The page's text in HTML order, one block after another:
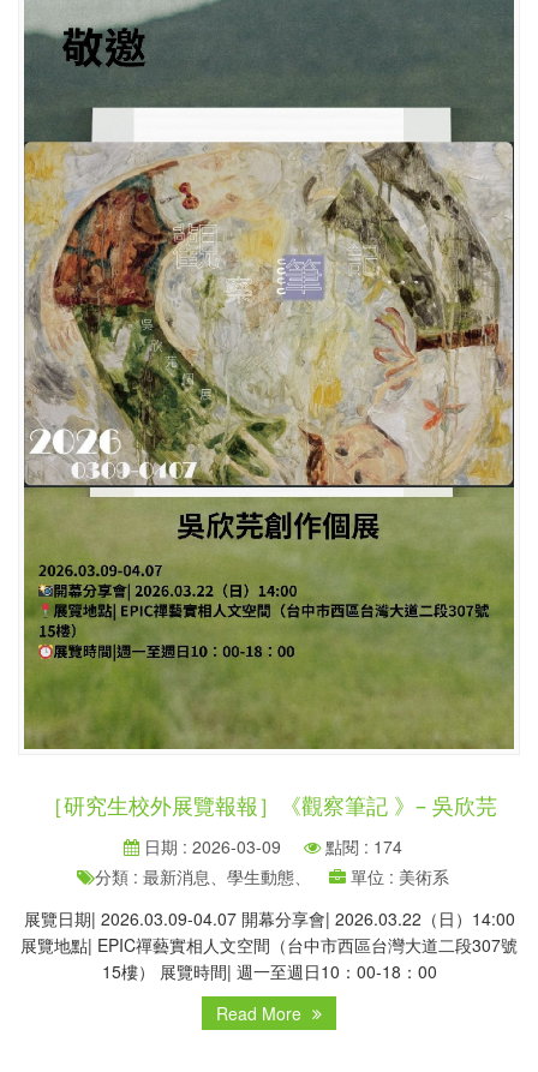
［研究生校外展覽報報］《觀察筆記 》– 吳欣芫
日期 : 2026-03-09
點閱 : 174
分類 : 最新消息、學生動態、
單位 : 美術系
展覽日期| 2026.03.09-04.07 開幕分享會| 2026.03.22（日）14:00
展覽地點| EPIC禪藝實相人文空間（台中市西區台灣大道二段307號
15樓） 展覽時間| 週一至週日10：00-18：00
Read More